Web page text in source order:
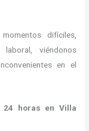
difíciles,
viéndonos
en el
24 horas en Villa